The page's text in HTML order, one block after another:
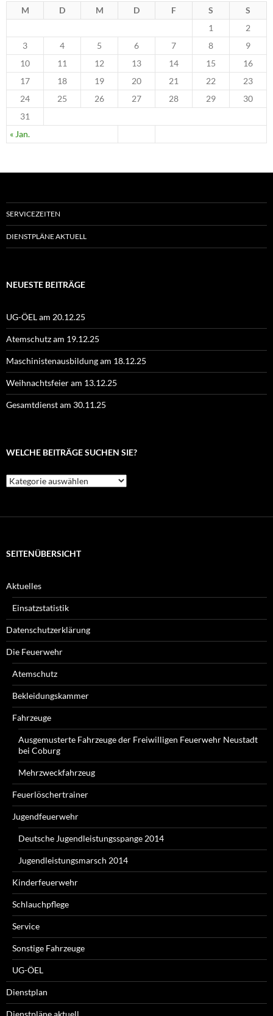
M D M D F S S
« Jan.
1
2
3
4 5 6 7 8
9
10
11 12 13 14 15
16
17
18 19 20 21 22
23
24
25 26 27 28 29
30
31
SERVICEZEITEN
DIENSTPLÄNE AKTUELL
NEUESTE BEITRÄGE
UG-ÖEL am 20.12.25
Atemschutz am 19.12.25
Maschinistenausbildung am 18.12.25
Weihnachtsfeier am 13.12.25
Gesamtdienst am 30.11.25
WELCHE BEITRÄGE SUCHEN SIE?
Welche
Beiträge
SEITENÜBERSICHT
Aktuelles
Einsatzstatistik
Datenschutzerklärung
Die Feuerwehr
Atemschutz
Bekleidungskammer
Fahrzeuge
Ausgemusterte Fahrzeuge der Freiwilligen Feuerwehr Neustadt
bei Coburg
Mehrzweckfahrzeug
Feuerlöschertrainer
Jugendfeuerwehr
Deutsche Jugendleistungsspange 2014
Jugendleistungsmarsch 2014
Kinderfeuerwehr
Schlauchpflege
Service
Sonstige Fahrzeuge
UG-ÖEL
Dienstplan